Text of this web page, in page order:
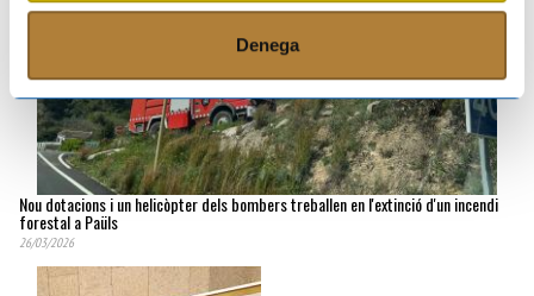
Denega
Nou dotacions i un helicòpter dels bombers treballen en l'extinció d'un incendi
forestal a Paüls
26/03/2026